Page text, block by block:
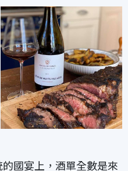
國宴上，酒單全數是來